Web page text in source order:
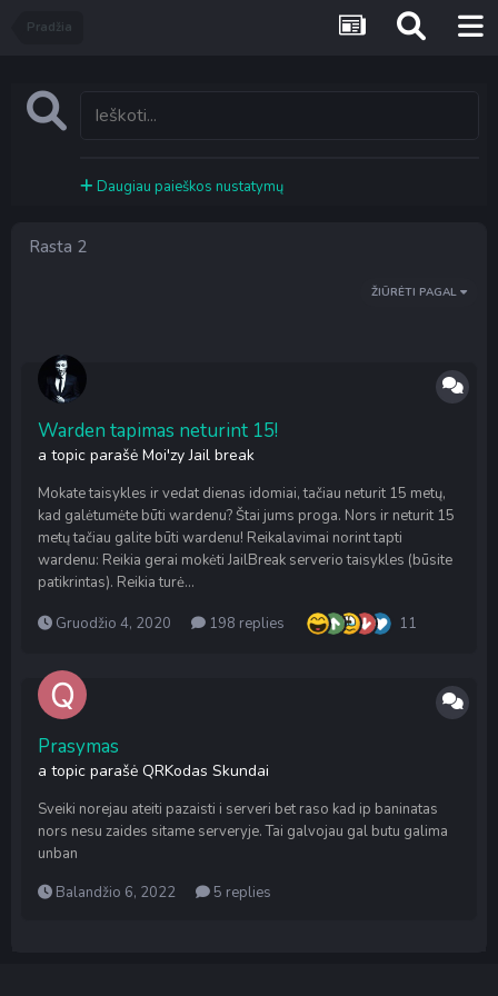
Pradžia
Daugiau paieškos nustatymų
Rasta 2
ŽIŪRĖTI PAGAL
Warden tapimas neturint 15!
a topic parašė Moi'zy Jail break
Mokate taisykles ir vedat dienas idomiai, tačiau neturit 15 metų,
kad galėtumėte būti wardenu? Štai jums proga. Nors ir neturit 15
metų tačiau galite būti wardenu! Reikalavimai norint tapti
wardenu: Reikia gerai mokėti JailBreak serverio taisykles (būsite
patikrintas). Reikia turė...
Gruodžio 4, 2020 198 replies 11
Prasymas
a topic parašė QRKodas Skundai
Sveiki norejau ateiti pazaisti i serveri bet raso kad ip baninatas
nors nesu zaides sitame serveryje. Tai galvojau gal butu galima
unban
Balandžio 6, 2022
5 replies